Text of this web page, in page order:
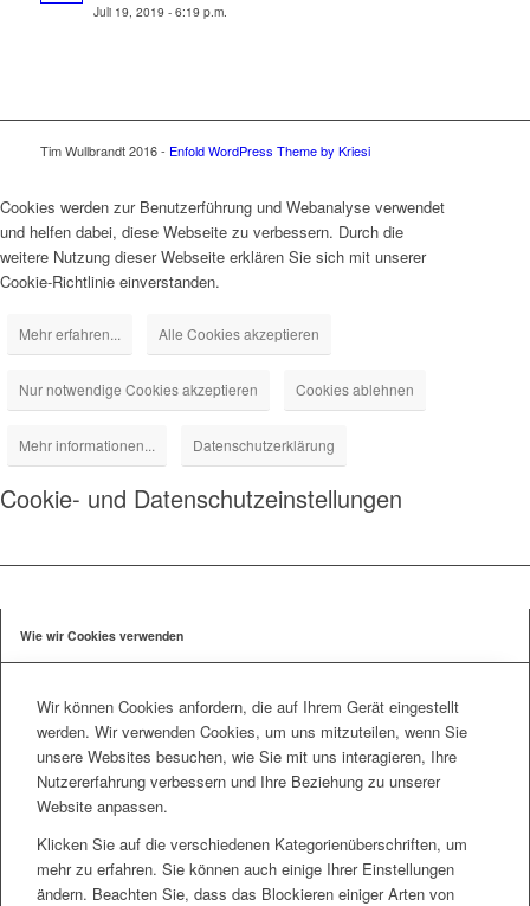
Juli 19, 2019 - 6:19 p.m.
Tim Wullbrandt 2016 - Enfold WordPress Theme by Kriesi
Cookies werden zur Benutzerführung und Webanalyse verwendet
und helfen dabei, diese Webseite zu verbessern. Durch die
weitere Nutzung dieser Webseite erklären Sie sich mit unserer
Cookie-Richtlinie einverstanden.
Mehr erfahren... Alle Cookies akzeptieren
Nur notwendige Cookies akzeptieren Cookies ablehnen
Mehr informationen... Datenschutzerklärung
Cookie- und Datenschutzeinstellungen
Wie wir Cookies verwenden
Wir können Cookies anfordern, die auf Ihrem Gerät eingestellt
werden. Wir verwenden Cookies, um uns mitzuteilen, wenn Sie
unsere Websites besuchen, wie Sie mit uns interagieren, Ihre
Nutzererfahrung verbessern und Ihre Beziehung zu unserer
Website anpassen.
Klicken Sie auf die verschiedenen Kategorienüberschriften, um
mehr zu erfahren. Sie können auch einige Ihrer Einstellungen
ändern. Beachten Sie, dass das Blockieren einiger Arten von